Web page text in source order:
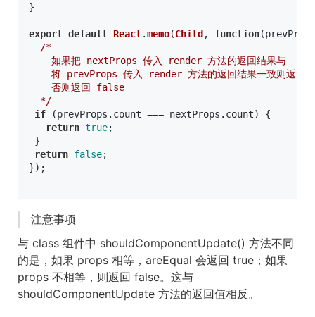
}
export default React.memo(Child , function(
/*
    如果把 nextProps 传入 render 方法的返回结果与
将 prevProps 传入 render 方法的返回结果一致则返回
    否则返回 false
  */
if (prevProps. count === nextProps. count) {
return true;
}
return false;
});
注意事项
与 class 组件中 shouldComponentUpdate() 方法不同
的是，如果 props 相等，areEqual 会返回 true；如果
props 不相等，则返回 false。这与
shouldComponentUpdate 方法的返回值相反。